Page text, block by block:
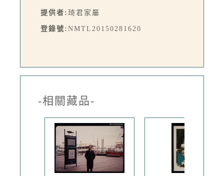
提供者: 琦君家屬
登錄號: NMTL20150281620
-相關藏品-